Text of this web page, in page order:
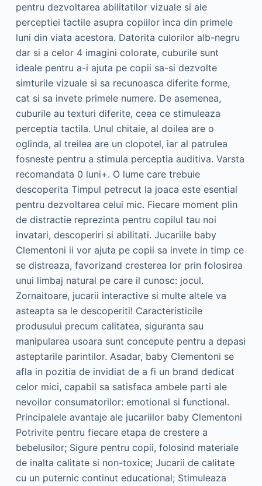
pentru dezvoltarea abilitatilor vizuale si ale
perceptiei tactile asupra copiilor inca din primele
luni din viata acestora. Datorita culorilor alb-negru
dar si a celor 4 imagini colorate, cuburile sunt
ideale pentru a-i ajuta pe copii sa-si dezvolte
simturile vizuale si sa recunoasca diferite forme,
cat si sa invete primele numere. De asemenea,
cuburile au texturi diferite, ceea ce stimuleaza
perceptia tactila. Unul chitaie, al doilea are o
oglinda, al treilea are un clopotel, iar al patrulea
fosneste pentru a stimula perceptia auditiva. Varsta
recomandata 0 luni+. O lume care trebuie
descoperita Timpul petrecut la joaca este esential
pentru dezvoltarea celui mic. Fiecare moment plin
de distractie reprezinta pentru copilul tau noi
invatari, descoperiri si abilitati. Jucariile baby
Clementoni ii vor ajuta pe copii sa invete in timp ce
se distreaza, favorizand cresterea lor prin folosirea
unui limbaj natural pe care il cunosc: jocul.
Zornaitoare, jucarii interactive si multe altele va
asteapta sa le descoperiti! Caracteristicile
produsului precum calitatea, siguranta sau
manipularea usoara sunt concepute pentru a depasi
asteptarile parintilor. Asadar, baby Clementoni se
afla in pozitia de invidiat de a fi un brand dedicat
celor mici, capabil sa satisfaca ambele parti ale
nevoilor consumatorilor: emotional si functional.
Principalele avantaje ale jucariilor baby Clementoni
Potrivite pentru fiecare etapa de crestere a
bebelusilor; Sigure pentru copii, folosind materiale
de inalta calitate si non-toxice; Jucarii de calitate
cu un puternic continut educational; Stimuleaza